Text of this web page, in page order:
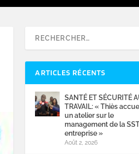
ARTICLES RÉCENTS
SANTÉ ET SÉCURITÉ
TRAVAIL: « Thiès
un atelier sur le
management de la
entreprise »
Août 2, 2026